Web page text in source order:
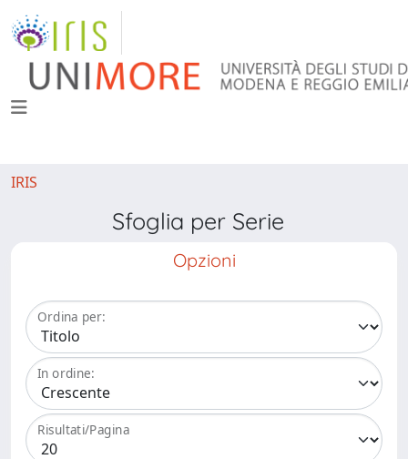
IRIS
Sfoglia per Serie
Opzioni
Ordina per:
In ordine:
Risultati/Pagina